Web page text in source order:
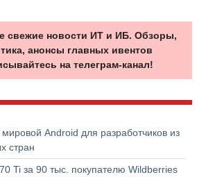
свежие новости ИТ и ИБ. Обзоры,
анонсы главных ивентов
на телеграм-канал!
Android для разработчиков из
стран
Ti за 90 тыс. покупателю Wildberries